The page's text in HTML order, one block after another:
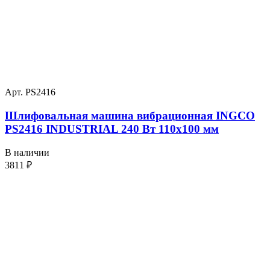
Арт. PS2416
Шлифовальная машина вибрационная INGCO
PS2416 INDUSTRIAL 240 Вт 110х100 мм
В наличии
3811 ₽